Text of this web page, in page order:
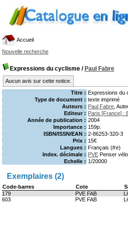
Accueil
Nouvelle recherche
Expressions du cyclisme / Paul Fabre
Aucun avis sur cette notice.
Titre : Expressions du
Type de document : texte imprimé
Auteurs : Paul Fabre ,
Editeur : Paris [France] :
Année de publication : 2004
Importance : 159p.
ISBN/ISSN/EAN : 2-86253-320-3
Prix : 15€
Langues : Français (fre)
Index. décimale : PVE Penser vélo
Echelle : 1/20000
Exemplaires (2)
Code-barres Cote
179
PVE FAB
603
PVE FAB